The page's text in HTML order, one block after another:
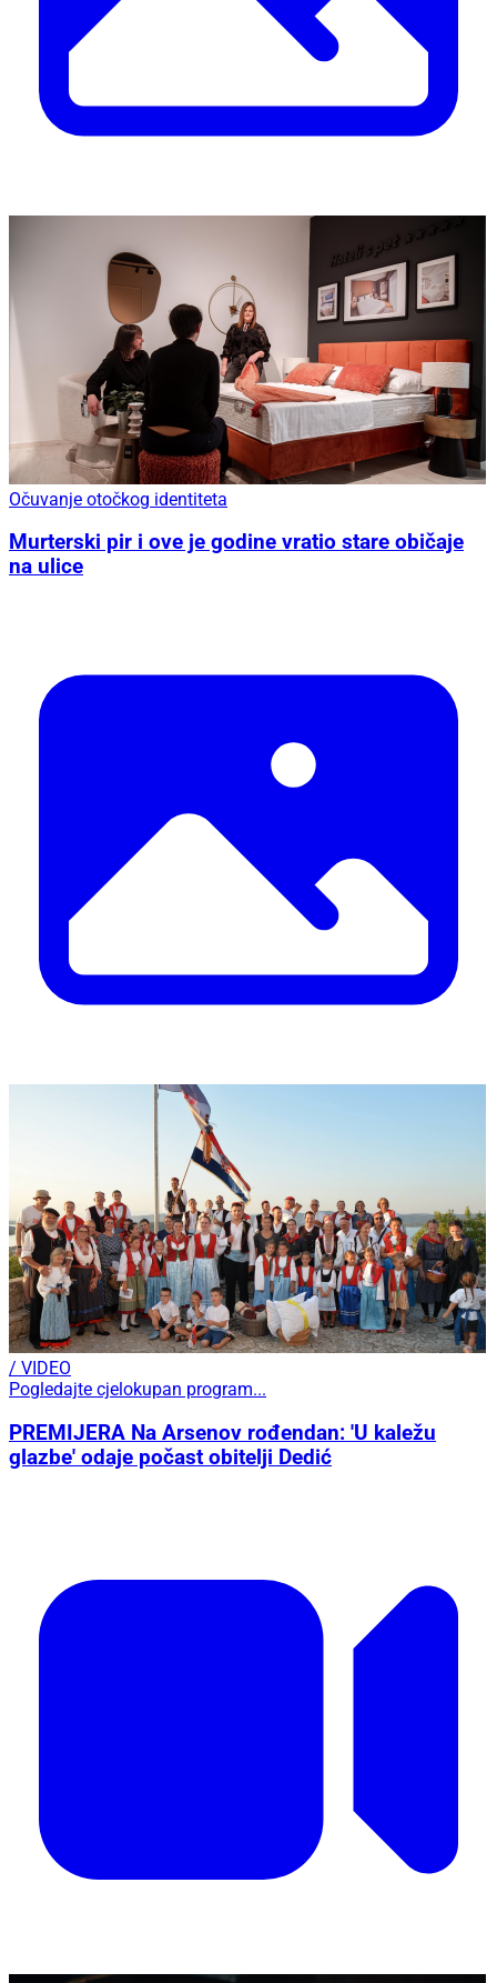
Očuvanje otočkog identiteta
Murterski pir i ove je godine vratio stare običaje
na ulice
/ VIDEO
Pogledajte cjelokupan program...
PREMIJERA Na Arsenov rođendan: 'U kaležu
glazbe' odaje počast obitelji Dedić